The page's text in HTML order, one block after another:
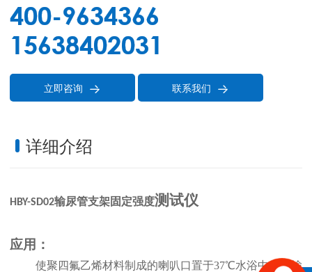
400-9634366
15638402031
立即咨询  联系我们 
详细介绍
HBY-SD02输尿管支架固定强度测试仪
应用：
使聚四氟乙烯材料制成的喇叭口置于37℃水浴中，将输